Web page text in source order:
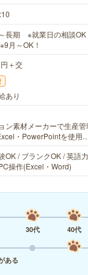
長期 ※就業日の相談OK
月～OK！
＋交
あり
ン素材メーカーで生産
・PowerPointを使用
OK / ブランクOK / 英語
操作(Excel・Word)
30代 40代
ある